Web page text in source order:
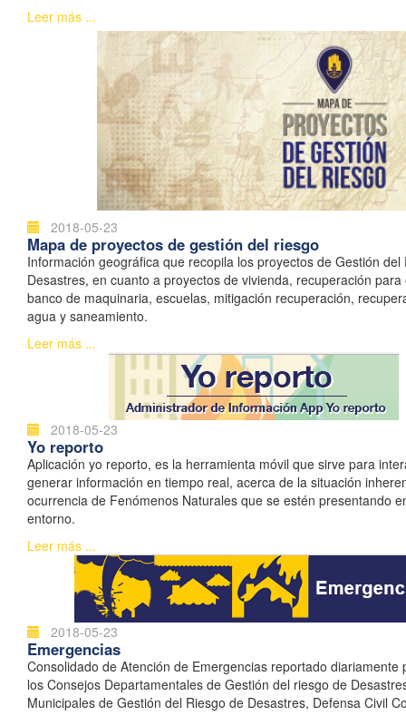
Leer más ...
2018-05-23
Mapa de proyectos de gestión del riesgo
Información geográfica que recopila los proyectos de Gestión del
Desastres, en cuanto a proyectos de vivienda, recuperación para
banco de maquinaria, escuelas, mitigación recuperación,
agua y saneamiento.
Leer más ...
2018-05-23
Yo reporto
Aplicación yo reporto, es la herramienta móvil que sirve para
generar información en tiempo real, acerca de la situación
ocurrencia de Fenómenos Naturales que se estén presentando
entorno.
Leer más ...
2018-05-23
Emergencias
Consolidado de Atención de Emergencias reportado diariamente
los Consejos Departamentales de Gestión del riesgo de
Municipales de Gestión del Riesgo de Desastres, Defensa Civil